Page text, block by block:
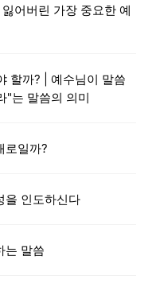
어버린 가장 중요한 예
할까? | 예수님이 말씀
"는 말씀의 의미
로일까?
을 인도하신다
는 말씀